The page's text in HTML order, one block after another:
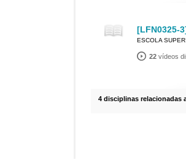
[LFN0325-
ESCOLA
22 vídeos
4 disciplinas relacionadas